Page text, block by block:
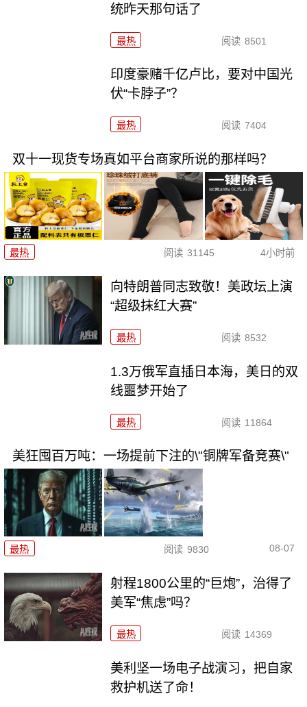
统昨天那句话了
最热 阅读 8501
印度豪赌千亿卢比，要对中国光
伏“卡脖子”？
最热 阅读 7404
双十一现货专场真如平台商家所说的那样吗？
最热 阅读 31145 4小时前
向特朗普同志致敬！美政坛上演
“超级抹红大赛”
最热 阅读 8532
1.3万俄军直插日本海，美日的双
线噩梦开始了
最热 阅读 11864
美狂囤百万吨：一场提前下注的\"铜牌军备竞赛\"
最热 阅读 9830 08-07
射程1800公里的“巨炮”，治得了
美军“焦虑”吗？
最热 阅读 14369
美利坚一场电子战演习，把自家
救护机送了命！